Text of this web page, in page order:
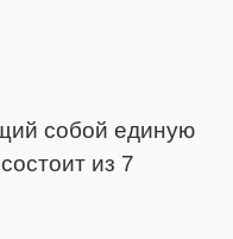
собой единую
из 7